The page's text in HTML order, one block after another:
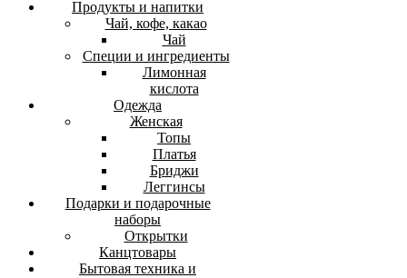
Продукты и напитки
Чай, кофе, какао
Чай
Специи и ингредиенты
Лимонная
кислота
Одежда
Женская
Топы
Платья
Бриджи
Леггинсы
Подарки и подарочные
наборы
Открытки
Канцтовары
Бытовая техника и